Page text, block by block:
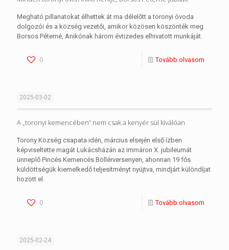
Megható pillanatokat élhettek át ma délelőtt a toronyi óvoda
dolgozói és a község vezetői, amikor közösen köszönték meg
Borsos Péterné, Anikónak három évtizedes elhivatott munkáját.
0 Tovább olvasom
2025-03-02
A „toronyi kemencében” nem csak a kenyér sül kiválóan
Torony Község csapata idén, március elsején első ízben
képviseltette magát Lukácsházán az immáron X. jubileumát
ünneplő Pincés Kemencés Böllérversenyen, ahonnan 19 fős
küldöttségük kiemelkedő teljesítményt nyújtva, mindjárt különdíjat
hozott el.
0 Tovább olvasom
2025-02-24